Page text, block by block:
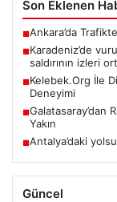
Son Eklenen
■Ankara’da
■Karadeniz’de
saldırının izleri
■Kelebek.Org İle
Deneyimi
■Galatasaray’dan
Yakın
■Antalya’daki
Güncel